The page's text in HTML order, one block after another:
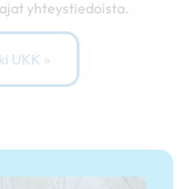
yhteystiedoista.
UKK »